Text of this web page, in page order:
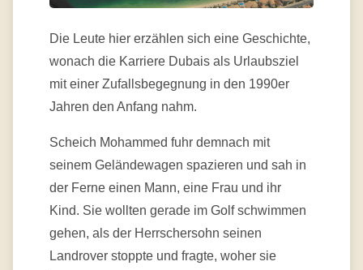
Die Leute hier erzählen sich eine Geschichte,
wonach die Karriere Dubais als Urlaubsziel
mit einer Zufallsbegegnung in den 1990er
Jahren den Anfang nahm.
Scheich Mohammed fuhr demnach mit
seinem Geländewagen spazieren und sah in
der Ferne einen Mann, eine Frau und ihr
Kind. Sie wollten gerade im Golf schwimmen
gehen, als der Herrschersohn seinen
Landrover stoppte und fragte, woher sie